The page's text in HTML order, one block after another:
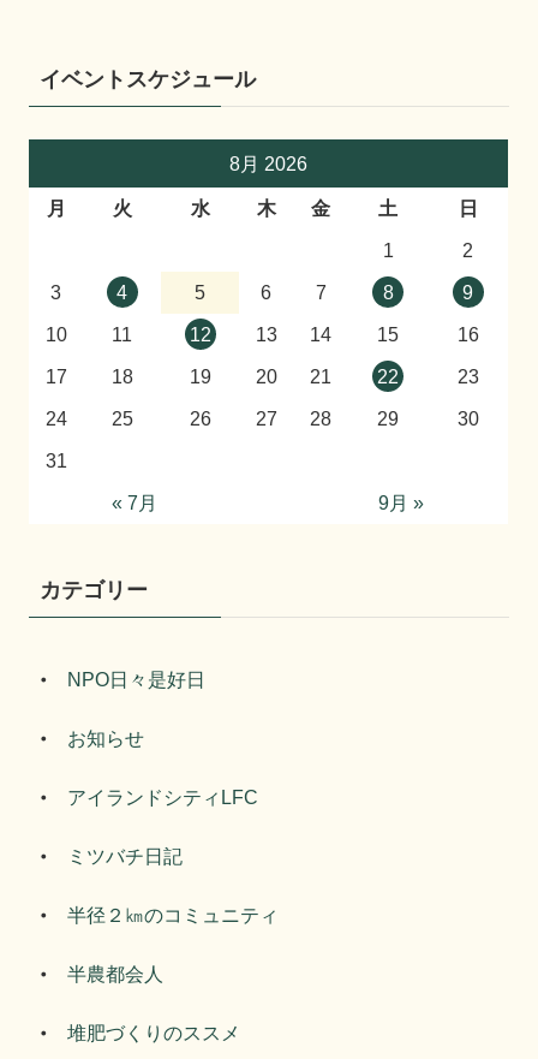
イベントスケジュール
8月 2026
月 火 水 木 金 土
日
1
2
3
4 5 6 7 8
9
10
11 12 13 14 15
16
17
18 19 20 21 22
23
24
25 26 27 28 29
30
31
« 7月
9月 »
カテゴリー
NPO日々是好日
お知らせ
アイランドシティLFC
ミツバチ日記
半径２㎞のコミュニティ
半農都会人
堆肥づくりのススメ